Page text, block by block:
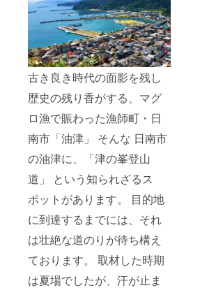
古き良き時代の面影を残し
歴史の残り香がする、マグ
ロ漁で賑わった漁師町・日
南市「油津」 そんな 日南市
の油津に、「津の峯登山
道」 という知られざるス
ポットがあります。 目的地
に到達するまでには、それ
は壮絶な道のりが待ち構え
ております。 取材した時期
は夏場でしたが、汗が止ま